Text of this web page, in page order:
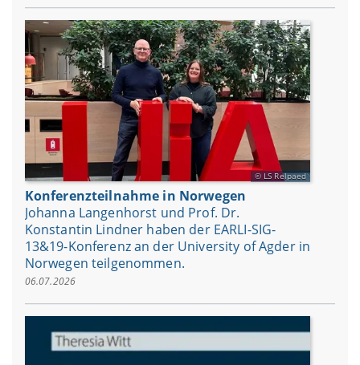
LS Relpaed
Konferenzteilnahme in Norwegen
Johanna Langenhorst und Prof. Dr.
Konstantin Lindner haben der EARLI-SIG-
13&19-Konferenz an der University of Agder in
Norwegen teilgenommen.
06.07.2026